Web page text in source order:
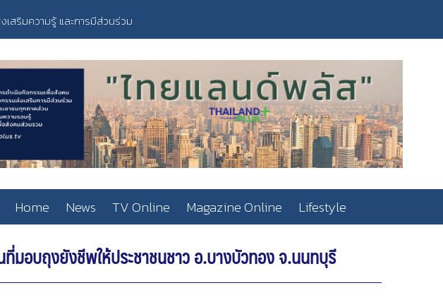
สริมความรู้ และการมีส่วนร่วม
Home News TV Online Magazine Online Lifestyle
อบถุงยังชีพให้ประชาชนชาว อ.บางบัวทอง จ.นนทบุรี